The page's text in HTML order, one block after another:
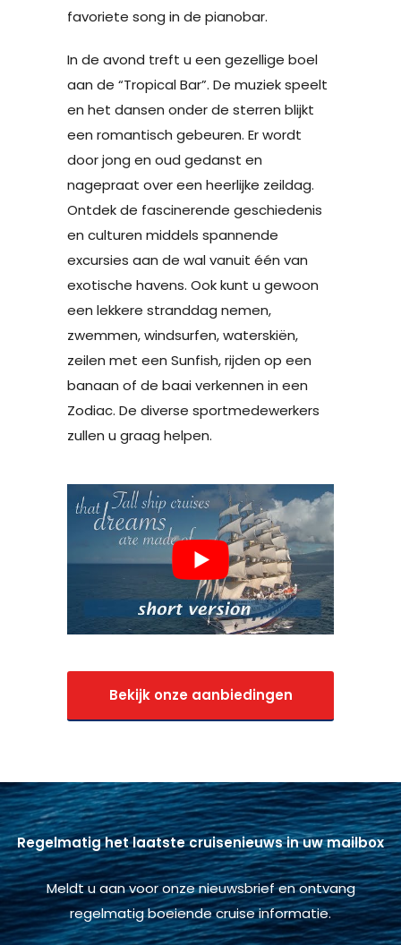
favoriete song in de pianobar.
In de avond treft u een gezellige boel
aan de “Tropical Bar”. De muziek speelt
en het dansen onder de sterren blijkt
een romantisch gebeuren. Er wordt
door jong en oud gedanst en
nagepraat over een heerlijke zeildag.
Ontdek de fascinerende geschiedenis
en culturen middels spannende
excursies aan de wal vanuit één van
exotische havens. Ook kunt u gewoon
een lekkere stranddag nemen,
zwemmen, windsurfen, waterskiën,
zeilen met een Sunfish, rijden op een
banaan of de baai verkennen in een
Zodiac. De diverse sportmedewerkers
zullen u graag helpen.
Bekijk onze aanbiedingen
Regelmatig het laatste cruisenieuws in uw mailbox
Meldt u aan voor onze nieuwsbrief en ontvang
regelmatig boeiende cruise informatie.